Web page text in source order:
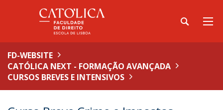
FD-WEBSITE
CATÓLICA NEXT - FORMAÇÃO AVANÇADA
CURSOS BREVES E INTENSIVOS